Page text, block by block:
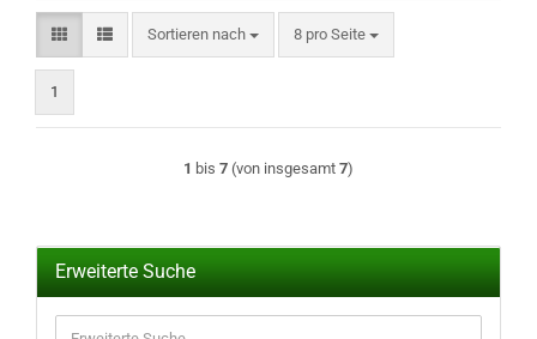
Sortieren nach
Sortieren nach 8 pro Seite
pro Seite
1
1 bis 7 (von insgesamt 7)
Erweiterte Suche